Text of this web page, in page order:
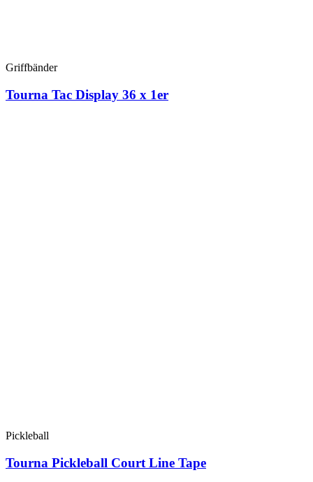
Griffbänder
Tourna Tac Display 36 x 1er
Pickleball
Tourna Pickleball Court Line Tape